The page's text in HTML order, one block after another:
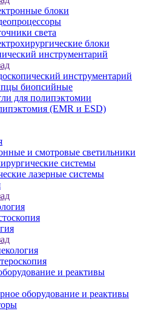
блоки
света
блоки
инструментарий
инструментарий
биопсийные
для полипэктомии
(EMR и ESD)
и смотровые светильники
системы
лазерные системы
и реактивы
оборудование и реактивы